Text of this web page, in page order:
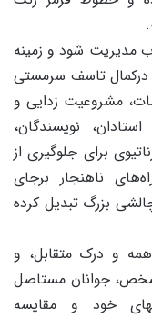
مدیریت شود و زمینه
درکمال تاسف سرمستی
مشروعیت زدایی و
نویسندگان،
برای جلوگیری از
ناهنجار برجای
بزرگ تبدیل کرده
و درک متقابل، و
جوانان مستاصل
خود و مقایسه